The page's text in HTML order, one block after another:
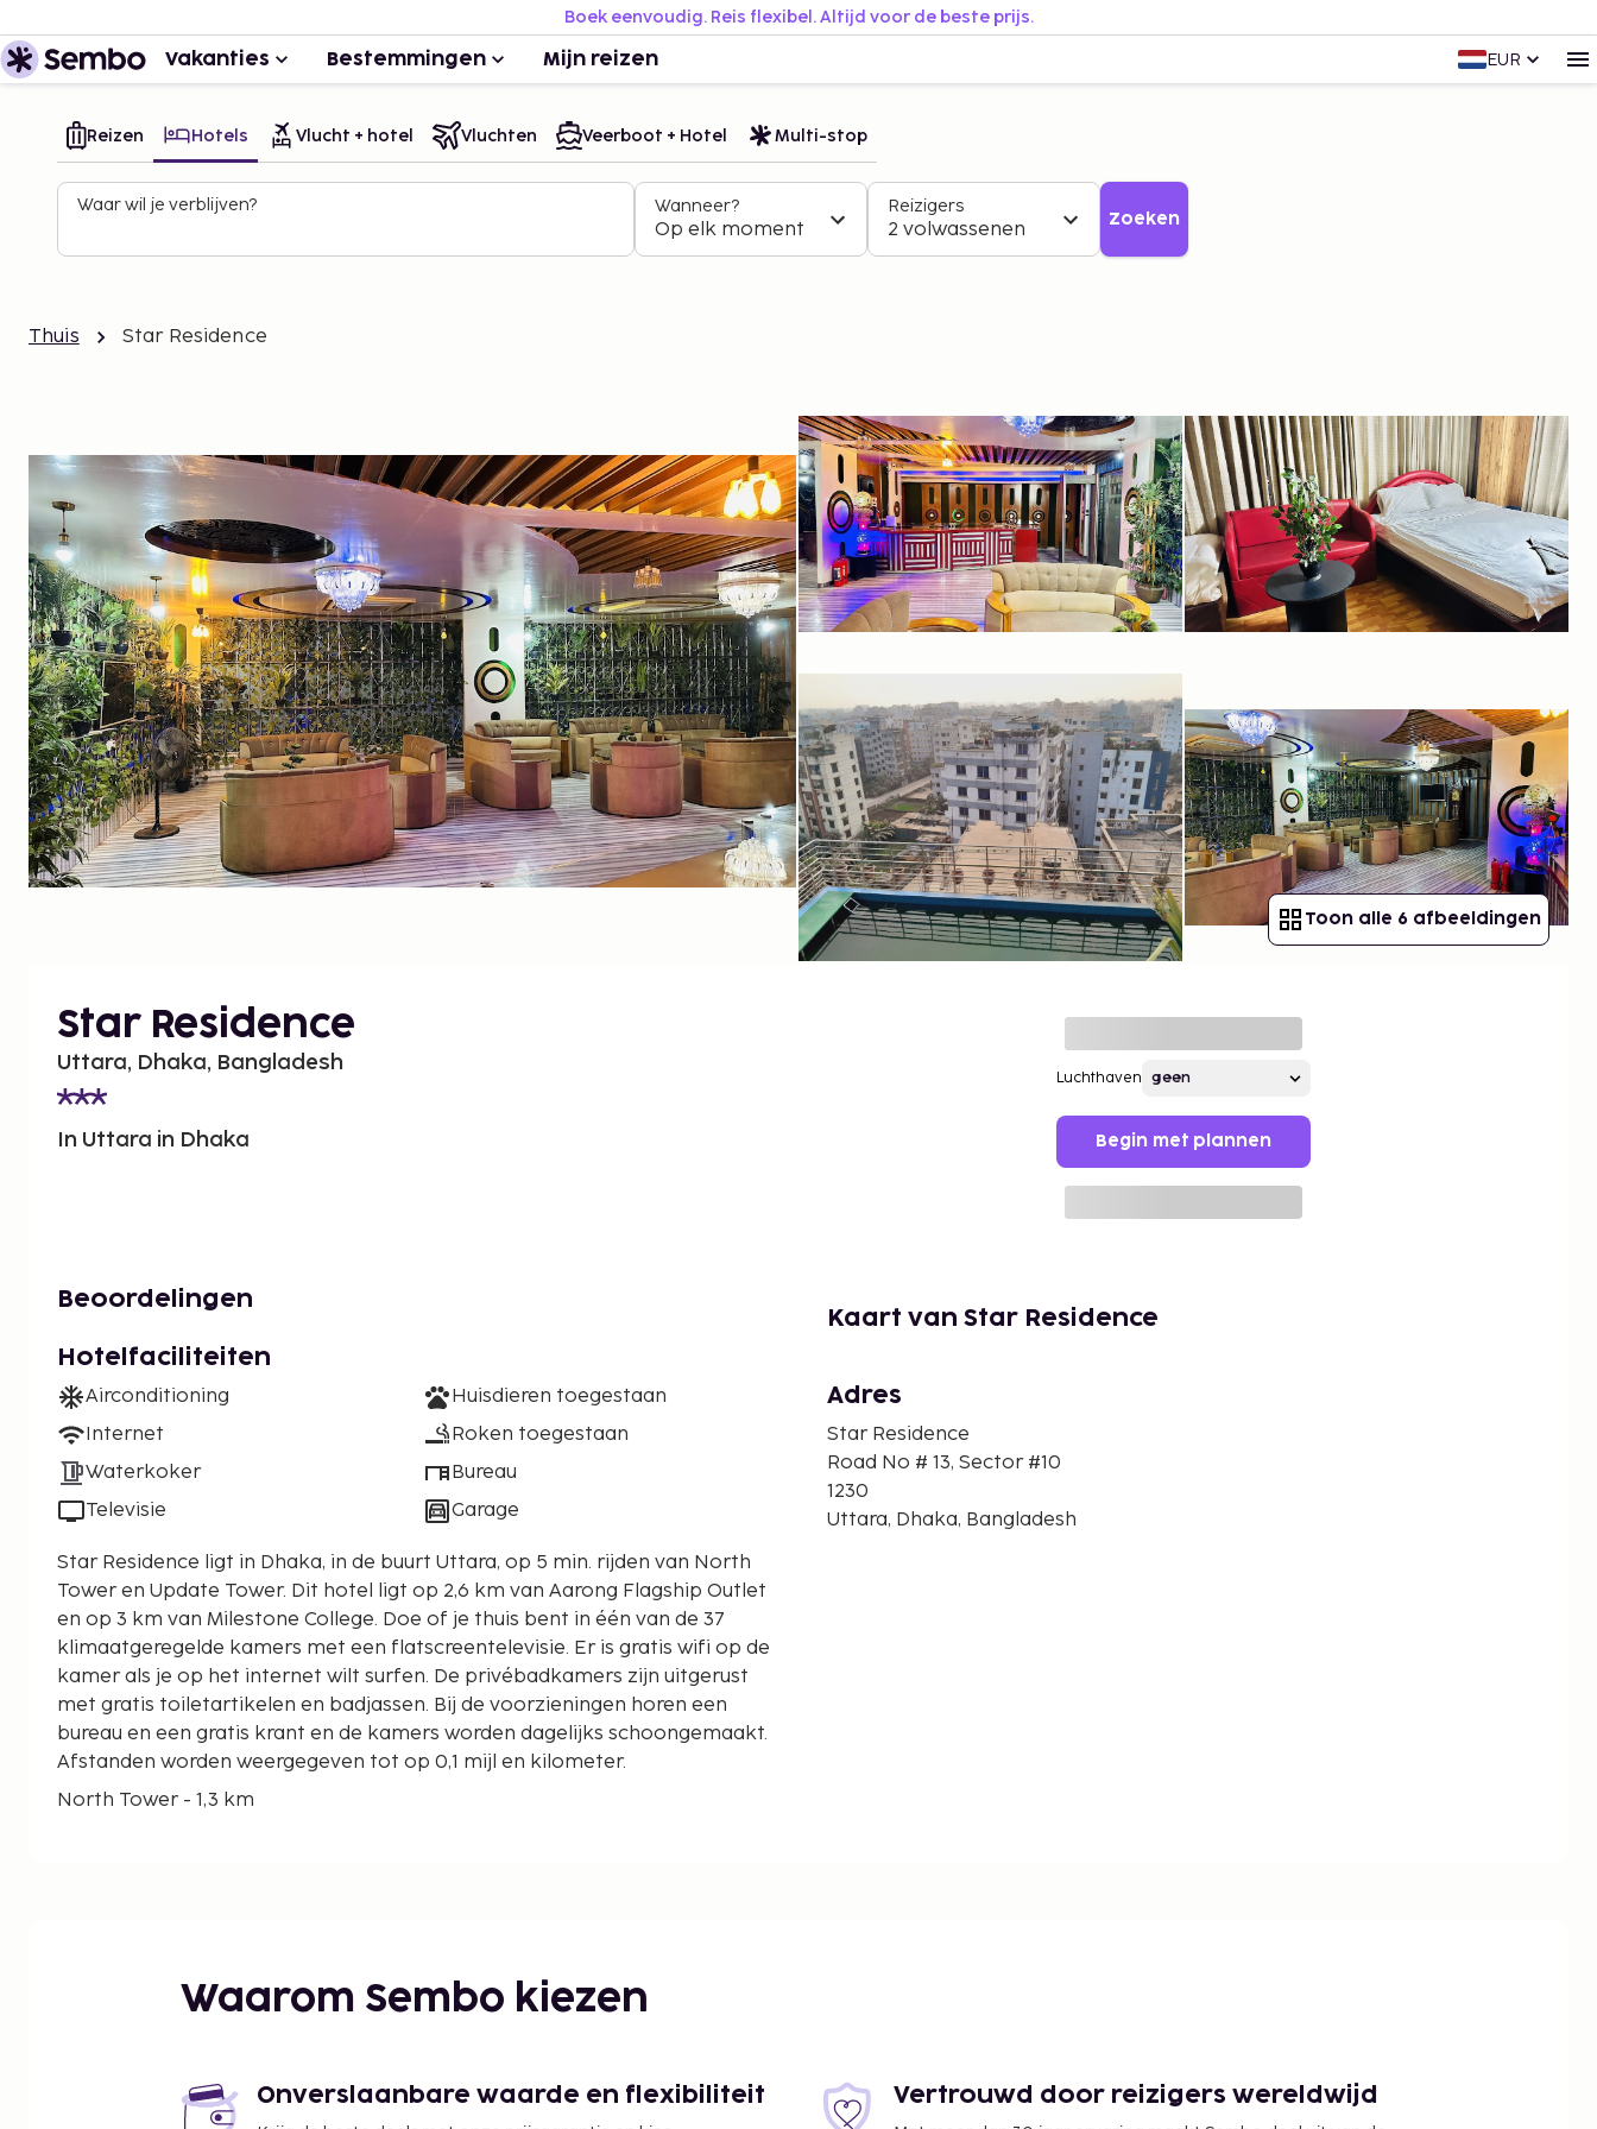
Boek eenvoudig. Reis flexibel. Altijd voor de beste prijs.
Vakanties Bestemmingen Mijn reizen EUR
Reizen Hotels Vlucht + hotel Vluchten Veerboot + Hotel Multi-stop
Waar wil je verblijven? Wanneer?
Op elk moment
Reizigers
2 volwassenen Zoeken
Thuis Star Residence
Toon alle 6 afbeeldingen
Star Residence
Uttara, Dhaka, Bangladesh
In Uttara in Dhaka
Luchthaven
Begin met plannen
Beoordelingen
Hotelfaciliteiten
Airconditioning
Internet
Waterkoker
Televisie
Huisdieren toegestaan
Roken toegestaan
Bureau
Garage
Star Residence ligt in Dhaka, in de buurt Uttara, op 5 min. rijden van North
Tower en Update Tower. Dit hotel ligt op 2,6 km van Aarong Flagship Outlet
en op 3 km van Milestone College. Doe of je thuis bent in één van de 37
klimaatgeregelde kamers met een flatscreentelevisie. Er is gratis wifi op de
kamer als je op het internet wilt surfen. De privébadkamers zijn uitgerust
met gratis toiletartikelen en badjassen. Bij de voorzieningen horen een
bureau en een gratis krant en de kamers worden dagelijks schoongemaakt.
Afstanden worden weergegeven tot op 0,1 mijl en kilometer.
North Tower - 1,3 km
Moskee van Internationaal Conferentiecentrum Bashundhara - 8,9 km
Legergolfclub - 9,5 km
Winkelcentrum Rajuk Trade Center - 9,5 km
Kaart van Star Residence
Adres
Star Residence
Road No # 13, Sector #10
1230
Uttara, Dhaka, Bangladesh
Waarom Sembo kiezen
Onverslaanbare waarde en flexibiliteit Vertrouwd door reizigers wereldwijd